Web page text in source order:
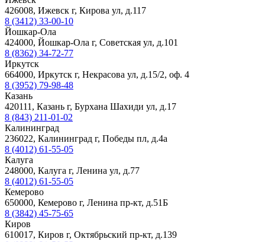
426008, Ижевск г, Кирова ул, д.117
8 (3412) 33-00-10
Йошкар-Ола
424000, Йошкар-Ола г, Советская ул, д.101
8 (8362) 34-72-77
Иркутск
664000, Иркутск г, Некрасова ул, д.15/2, оф. 4
8 (3952) 79-98-48
Казань
420111, Казань г, Бурхана Шахиди ул, д.17
8 (843) 211-01-02
Калининград
236022, Калининград г, Победы пл, д.4а
8 (4012) 61-55-05
Калуга
248000, Калуга г, Ленина ул, д.77
8 (4012) 61-55-05
Кемерово
650000, Кемерово г, Ленина пр-кт, д.51Б
8 (3842) 45-75-65
Киров
610017, Киров г, Октябрьский пр-кт, д.139